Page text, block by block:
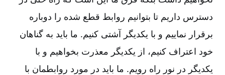
دسترس داریم تا بتوانیم روابط قطع شده را دوباره
برقرار نماییم و با یکدیگر آشتی کنیم‌. ما باید به گناهان
خود اعتراف کنیم‌، از یکدیگر معذرت بخواهیم و با
یکدیگر در نور راه رویم‌. ما باید در مورد روابطمان با